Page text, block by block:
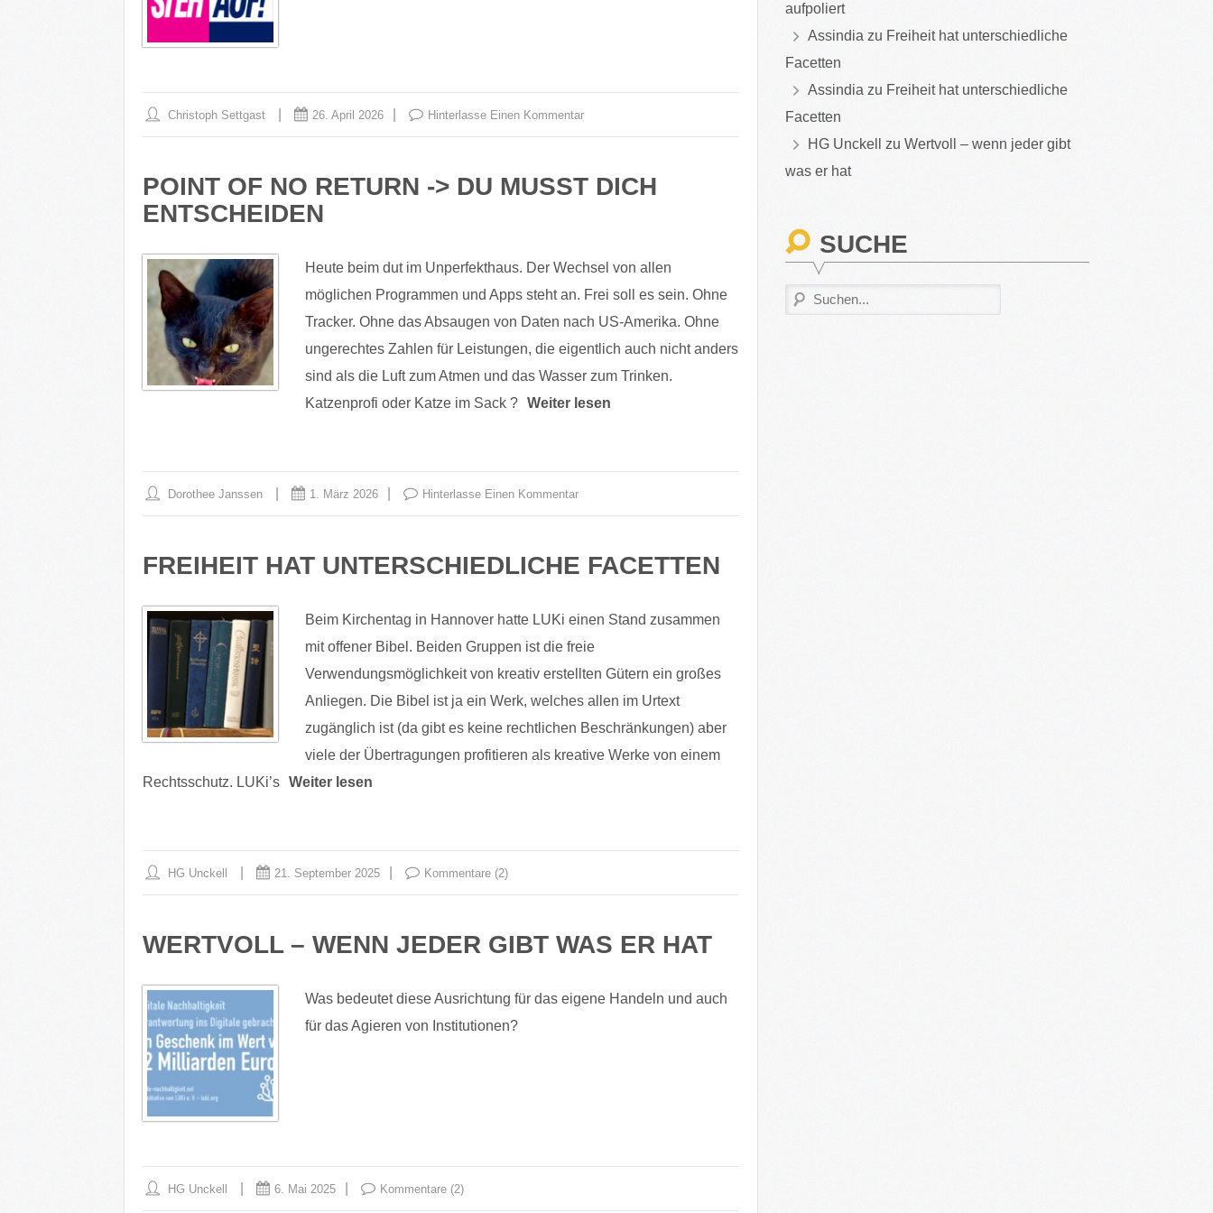
Christoph Settgast 26. April 2026 Hinterlasse Einen Kommentar
POINT OF NO RETURN -> DU MUSST DICH
ENTSCHEIDEN
Heute beim dut im Unperfekthaus. Der Wechsel von allen
möglichen Programmen und Apps steht an. Frei soll es sein. Ohne
Tracker. Ohne das Absaugen von Daten nach US-Amerika. Ohne
ungerechtes Zahlen für Leistungen, die eigentlich auch nicht anders
sind als die Luft zum Atmen und das Wasser zum Trinken.
Katzenprofi oder Katze im Sack ? Weiter lesen
Dorothee Janssen 1. März 2026 Hinterlasse Einen Kommentar
FREIHEIT HAT UNTERSCHIEDLICHE FACETTEN
Beim Kirchentag in Hannover hatte LUKi einen Stand zusammen
mit offener Bibel. Beiden Gruppen ist die freie
Verwendungsmöglichkeit von kreativ erstellten Gütern ein großes
Anliegen. Die Bibel ist ja ein Werk, welches allen im Urtext
zugänglich ist (da gibt es keine rechtlichen Beschränkungen) aber
viele der Übertragungen profitieren als kreative Werke von einem
Rechtsschutz. LUKi’s Weiter lesen
HG Unckell 21. September 2025 Kommentare (2)
WERTVOLL – WENN JEDER GIBT WAS ER HAT
Was bedeutet diese Ausrichtung für das eigene Handeln und auch
für das Agieren von Institutionen?
HG Unckell 6. Mai 2025 Kommentare (2)
aufpoliert
Assindia zu Freiheit hat unterschiedliche
Facetten
Assindia zu Freiheit hat unterschiedliche
Facetten
HG Unckell
zu Wertvoll – wenn jeder gibt
was er hat
SUCHE